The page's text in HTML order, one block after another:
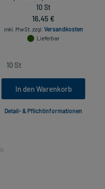
10 St
16,45 €
inkl. MwSt. zzgl. Versandkosten
Lieferbar
In den Warenkorb
Detail- & Pflichtinformationen